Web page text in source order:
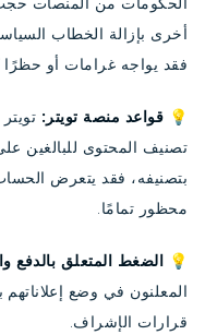
أخرى بإزالة الخطاب
فقد يواجه غرامات أو حظرًا
💡 قواعد منصة تويتر:
تصنيف المحتوى للبالغين
بتصنيفه، فقد يتعرض
محظور تمامًا.
💡 الضغط المتعلق بالدفع
المعلنون في وضع
قرارات الإشراف.